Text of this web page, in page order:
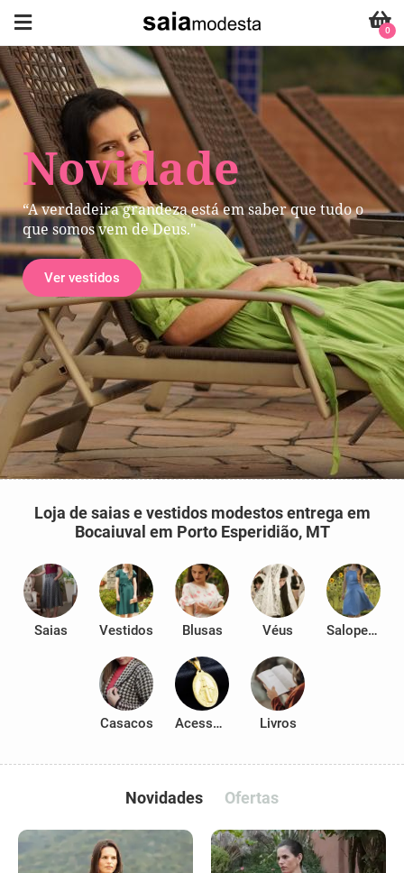
Novidade
“A verdadeira grandeza está em saber que tudo o
que somos vem de Deus."
Ver vestidos
0
Loja de saias e vestidos modestos entrega em
Bocaiuval em Porto Esperidião, MT
Saias Vestidos Blusas Véus Salopetes
Casacos Acessórios Livros
Novidades Ofertas